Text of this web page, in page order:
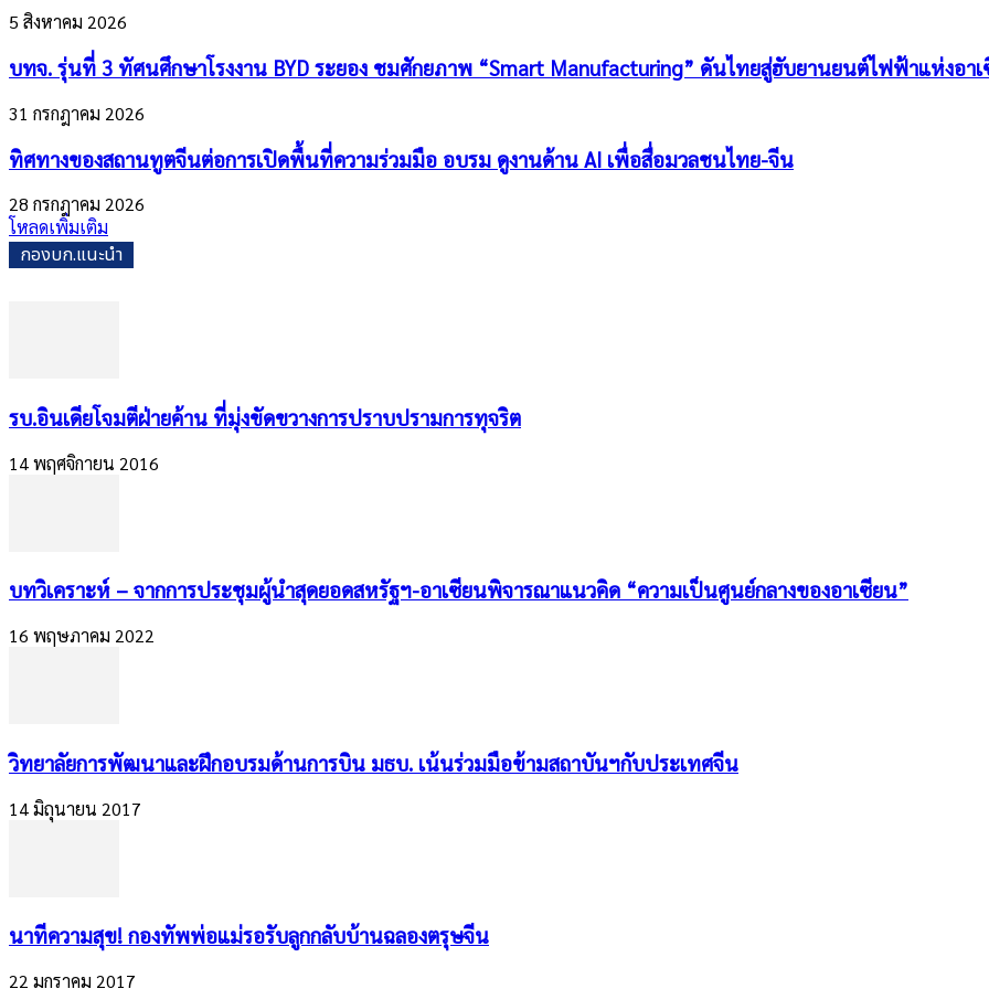
5 สิงหาคม 2026
บทจ. รุ่นที่ 3 ทัศนศึกษาโรงงาน BYD ระยอง ชมศักยภาพ “Smart Manufacturing” ดันไทยสู่ฮับยานยนต์ไฟฟ้าแห่งอา
31 กรกฎาคม 2026
ทิศทางของสถานทูตจีนต่อการเปิดพื้นที่ความร่วมมือ อบรม ดูงานด้าน AI เพื่อสื่อมวลชนไทย-จีน
28 กรกฎาคม 2026
โหลดเพิ่มเติม
กองบก.แนะนำ
รบ.อินเดียโจมตีฝ่ายค้าน ที่มุ่งขัดขวางการปราบปรามการทุจริต
14 พฤศจิกายน 2016
บทวิเคราะห์ – จากการประชุมผู้นำสุดยอดสหรัฐฯ-อาเซียนพิจารณาแนวคิด “ความเป็นศูนย์กลางของอาเซียน”
16 พฤษภาคม 2022
วิทยาลัยการพัฒนาและฝึกอบรมด้านการบิน มธบ. เน้นร่วมมือข้ามสถาบันฯกับประเทศจีน
14 มิถุนายน 2017
นาทีความสุข! กองทัพพ่อแม่รอรับลูกกลับบ้านฉลองตรุษจีน
22 มกราคม 2017